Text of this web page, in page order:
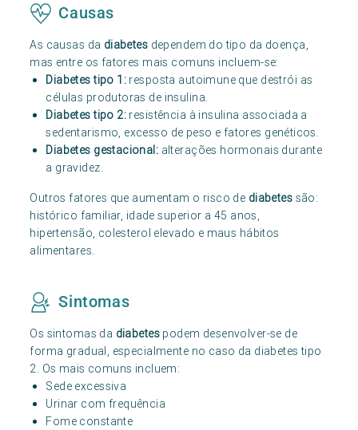
Causas
As causas da diabetes dependem do tipo da doença,
mas entre os fatores mais comuns incluem-se:
Diabetes tipo 1: resposta autoimune que destrói as
células produtoras de insulina.
Diabetes tipo 2: resistência à insulina associada a
sedentarismo, excesso de peso e fatores genéticos.
Diabetes gestacional: alterações hormonais durante
a gravidez.
Outros fatores que aumentam o risco de diabetes são:
histórico familiar, idade superior a 45 anos,
hipertensão, colesterol elevado e maus hábitos
alimentares.
Sintomas
Os sintomas da diabetes podem desenvolver-se de
forma gradual, especialmente no caso da diabetes tipo
2. Os mais comuns incluem:
Sede excessiva
Urinar com frequência
Fome constante